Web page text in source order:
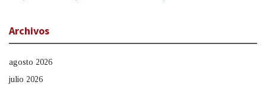
Archivos
agosto 2026
julio 2026